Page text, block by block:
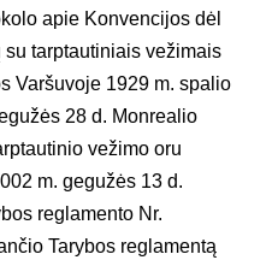
apie Konvencijos dėl
tarptautiniais vežimais
Varšuvoje 1929 m. spalio
28 d. Monrealio
vežimo oru
m. gegužės 13 d.
reglamento Nr.
Tarybos reglamentą